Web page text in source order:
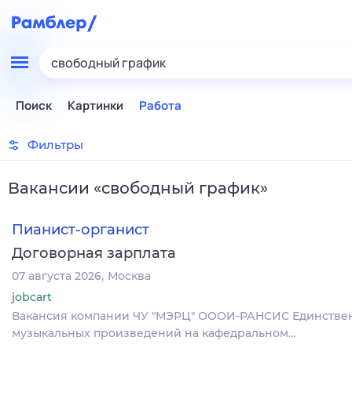
свободный график
Поиск Картинки Работа
Фильтры
Вакансии «свободный график»
Пианист-органист
Договорная зарплата
07 августа 2026 Москва
jobcart
Вакансия компании ЧУ "МЭРЦ" ОООИ-РАНСИС
музыкальных произведений на кафедральном…